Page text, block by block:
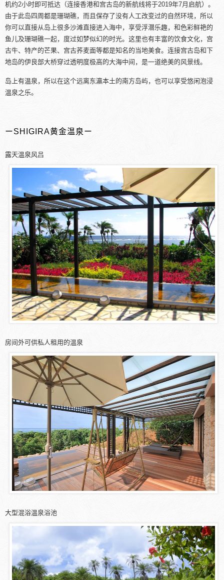
机约2小时即可抵达（连接香港和宫古岛的新航线将于2019年7月启航）。
由于此岛四周都是珊瑚礁，而且保存了没有人工改变过的自然环境，所以
你可以直接从岛上很多沙滩直接进入海中，享受浮潜乐趣，和色彩鲜艳的
鱼儿及珊瑚礁一起，度过如梦似幻的时光。这里也有丰富的饮食文化，宫
古牛、特产的芒果、宫古荞麦面等都是知名的当地美食。连接宫古岛和下
地岛的伊良部大桥穿过透明度极高的大海中间，是一道绝美的风景线。
岛上有温泉，所以在这个远离东瀛本土的南方岛屿，也可以享受悠闲泡浸
温泉之乐。
ーSHIGIRA黄金温泉ー
露天温泉风吕
房间外可供私人租用的温泉
大型混浴温泉浴池